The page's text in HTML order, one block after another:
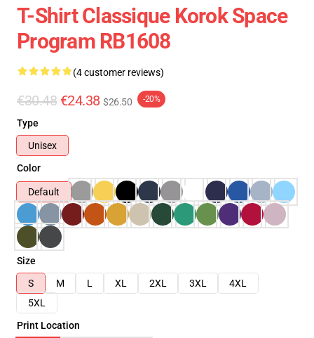
T-Shirt Classique Korok Space
Program RB1608
(4 customer reviews)
€30.48 €24.38 $26.50 -20%
Type
Unisex
Color
Default
Size
S
M L XL 2XL 3XL
4XL
5XL
Print Location